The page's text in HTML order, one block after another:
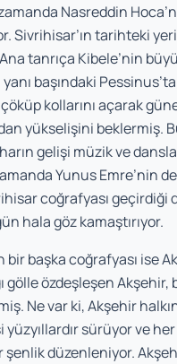
Nasreddin
Sivrihisar’ın tarihteki
Ana tanrıça Kibele’nin
yanı başındaki
kollarını açarak
yükselişini beklermiş.
gelişi müzik ve
Yunus Emre’nin
coğrafyası geçirdiği
hala göz kamaştırıyor.
bir başka coğrafyası ise
gölle özdeşleşen Akşehir,
Ne var ki, Akşehir
yüzyıllardır sürüyor ve
şenlik düzenleniyor.